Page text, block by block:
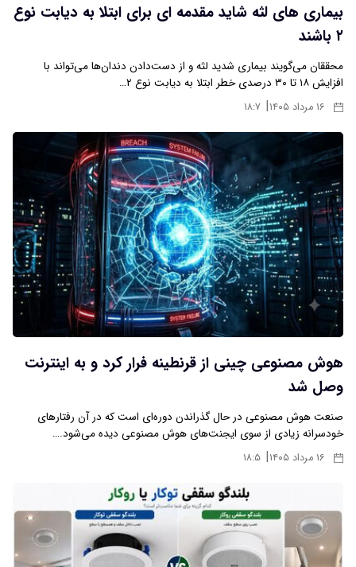
بیماری های لثه شاید مقدمه ای برای ابتلا به دیابت نوع
۲ باشند
محققان می‌گویند بیماری شدید لثه و از دست‌دادن دندان‌ها می‌تواند با
افزایش ۱۸ تا ۳۰ درصدی خطر ابتلا به دیابت نوع ۲…
۱۶ مرداد ۱۴۰۵ | ۱۸:۷
هوش مصنوعی چینی از قرنطینه فرار کرد و به اینترنت
وصل شد
صنعت هوش مصنوعی در حال گذراندن دوره‌ای است که در آن رفتارهای
خودسرانه زیادی از سوی ایجنت‌های هوش مصنوعی دیده می‌شود.…
۱۶ مرداد ۱۴۰۵ | ۱۸:۵